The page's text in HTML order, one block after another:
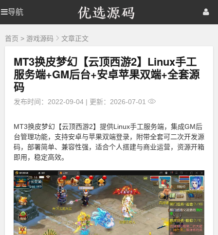
导航
优
选
码
优
选
首页 网站源码
棋牌源码
首页 > 游戏源码 文章正文
MT3换皮梦幻【云顶西游2】Linux手工
服务端+GM后台+安卓苹果双端+全套源
码
发布时间：2022-09-04 | 更新：2026-07-01
MT3换皮梦幻【云顶西游2】提供Linux手工服务端，集成GM后
台管理功能，支持安卓与苹果双端登录，附带全套可二次开发源
码，部署简单、兼容性强，适合个人搭建与商业运营，资源开箱
即用，稳定高效。